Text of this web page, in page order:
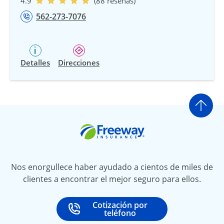
562-273-7076
Detalles Direcciones
Ir
Nos enorgullece haber ayudado a cientos de miles de
clientes a encontrar el mejor seguro para ellos.
Call
Cotización por
teléfono
at